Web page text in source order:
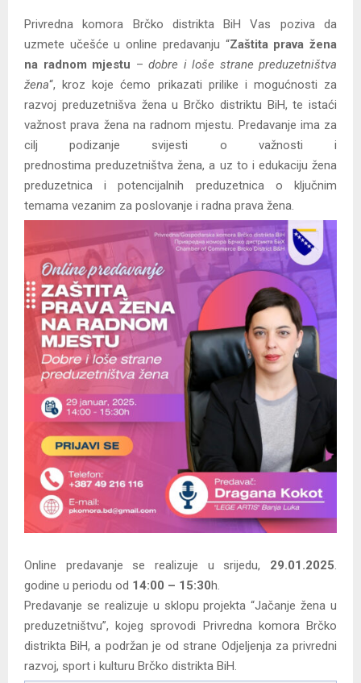
Privredna komora Brčko distrikta BiH Vas poziva da
uzmete učešće u online predavanju “Zaštita prava žena
na radnom mjestu – dobre i loše strane preduzetništva
žena“, kroz koje ćemo prikazati prilike i mogućnosti za
razvoj preduzetnišva žena u Brčko distriktu BiH, te istaći
važnost prava žena na radnom mjestu. Predavanje ima za
cilj podizanje svijesti o važnosti i
prednostima preduzetništva žena, a uz to i edukaciju žena
preduzetnica i potencijalnih preduzetnica o ključnim
temama vezanim za poslovanje i radnа prava žena.
Online predavanje se realizuje u srijedu, 29.01.2025.
godine u periodu od 14:00 – 15:30h.
Predavanje se realizuje u sklopu projekta “Jačanje žena u
preduzetništvu”, kojeg sprovodi Privredna komora Brčko
distrikta BiH, a podržan je od strane Odjeljenja za privredni
razvoj, sport i kulturu Brčko distrikta BiH.